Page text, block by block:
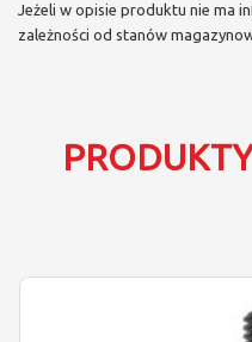
Jeżeli w opisie produktu nie ma
zależności od stanów
PRODUKTY